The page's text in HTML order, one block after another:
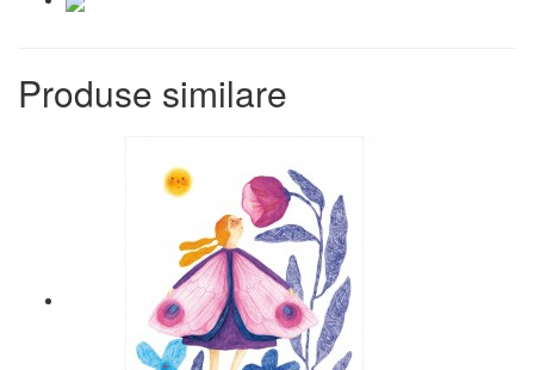
Produse similare